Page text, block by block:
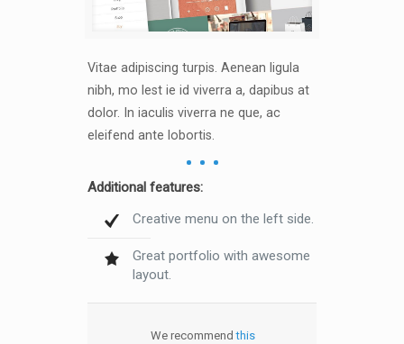
Vitae adipiscing turpis. Aenean ligula
nibh, mo lest ie id viverra a, dapibus at
dolor. In iaculis viverra ne que, ac
eleifend ante lobortis.
Additional features:
Creative menu on the left side.
Great portfolio with awesome
layout.
We recommendthis